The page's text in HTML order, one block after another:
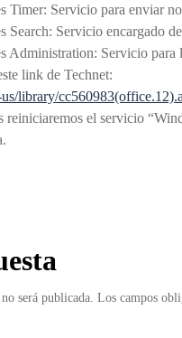
Timer: Servicio para enviar
Search: Servicio encargado
Administration: Servicio para
link de Technet:
library/
reiniciaremos el servicio
será publicada. Los campos